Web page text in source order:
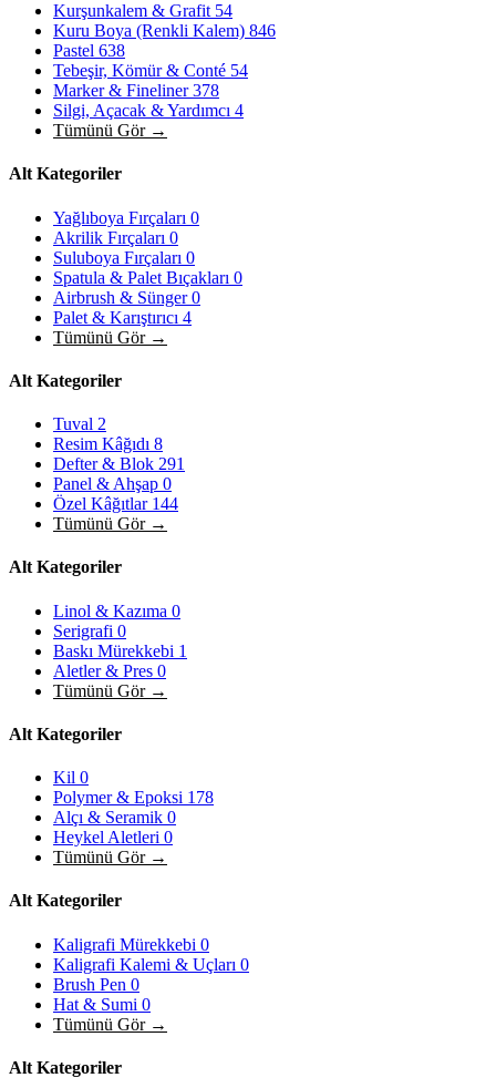
Kurşunkalem & Grafit 54
Kuru Boya (Renkli Kalem) 846
Pastel 638
Tebeşir, Kömür & Conté 54
Marker & Fineliner378
Silgi, Açacak & Yardımcı 4
Tümünü Gör →
Alt Kategoriler
Yağlıboya Fırçaları 0
Akrilik Fırçaları 0
Suluboya Fırçaları 0
Spatula & Palet Bıçakları 0
Airbrush & Sünger0
Palet & Karıştırıcı 4
Tümünü Gör →
Alt Kategoriler
Tuval 2
Resim Kâğıdı 8
Defter & Blok 291
Panel & Ahşap 0
Özel Kâğıtlar 144
Tümünü Gör →
Alt Kategoriler
Linol & Kazıma 0
Serigrafi 0
Baskı Mürekkebi 1
Aletler & Pres 0
Tümünü Gör →
Alt Kategoriler
Kil 0
Polymer & Epoksi 178
Alçı & Seramik 0
Heykel Aletleri 0
Tümünü Gör →
Alt Kategoriler
Kaligrafi Mürekkebi 0
Kaligrafi Kalemi & Uçları 0
Brush Pen 0
Hat & Sumi 0
Tümünü Gör →
Alt Kategoriler